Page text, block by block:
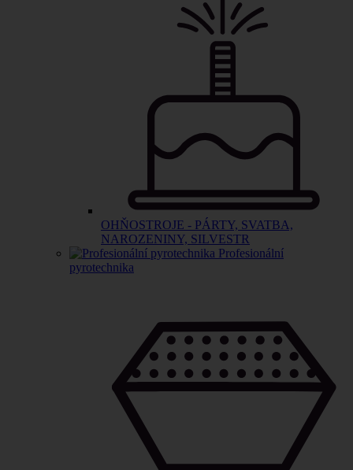
OHŇOSTROJE - PÁRTY, SVATBA,
NAROZENINY, SILVESTR
Profesionální
pyrotechnika